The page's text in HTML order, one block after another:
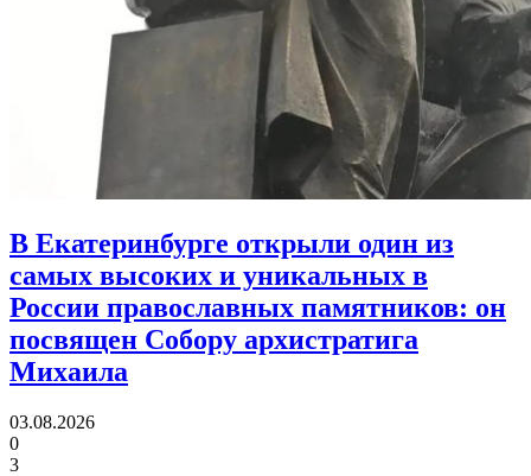
В Екатеринбурге открыли один из
самых высоких и уникальных в
России православных памятников: он
посвящен Собору архистратига
Михаила
03.08.2026
0
3